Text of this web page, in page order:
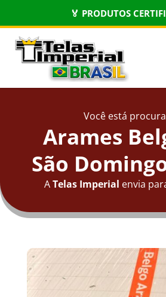
🏅 PRODUTOS
Você está
Arames
São
ATelas Imperial envia